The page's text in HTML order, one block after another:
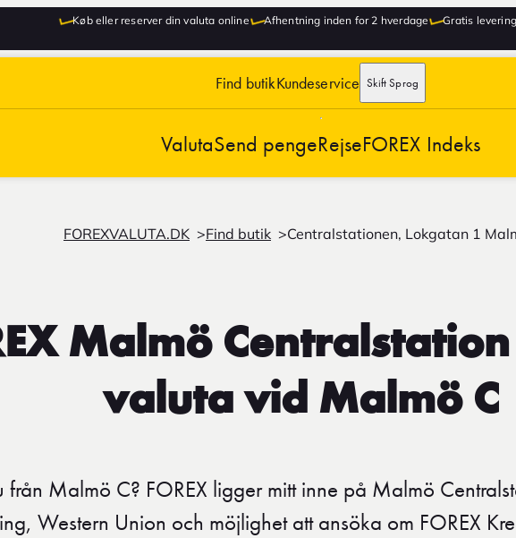
Køb eller reserver din valuta online Afhentning inden for 2 hverdage Gratis
Find butikKundeservice Skift Sprog
ValutaSend pengeRejseFOREX Indeks
FOREXVALUTA.DK Find butik Centralstationen, Lokgatan 1
Malmö
valuta vid Malmö C
från Malmö C? FOREX ligger mitt inne på Malmö
Western Union och möjlighet att ansöka om FOREX